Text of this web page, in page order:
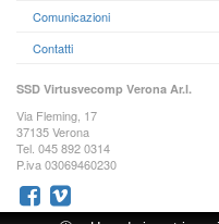
Comunicazioni
Contatti
SSD Virtusvecomp Verona Ar.l.
Via Fleming, 17
37135 Verona
Tel. 045 892 0314
P.iva 03069460230